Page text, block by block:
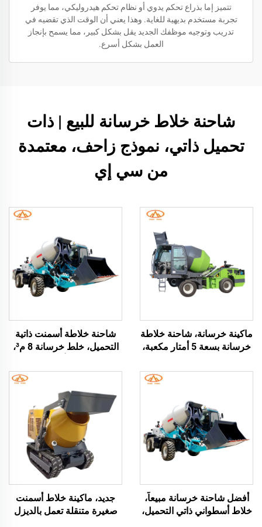
تتميز إما بذراع تحكم يدوي أو نظام تحكم هيدروليكي، مما يوفر
تجربة مستخدم بديهية للغاية. وهذا يعني أن الوقت الذي تقضيه في
تدريب وتوجيه موظفك الجديد يقل بشكل كبير، مما يسمح بإنجاز
العمل بشكل أسرع.
شاحنة خلاط خرسانة للبيع | ذات
تحميل ذاتي، نموذج زاحف، معتمدة
من سي إي
ماكينة خرسانة، شاحنة خلاطة
خرسانة بسعة 5 أمتار مكعبة،
للبيع
شاحنة خلاطة أسمنت ذاتية
التحميل، خلط خرسانة 8 م³،
التحميل، شاحنة صغيرة لخلط
أفضل شاحنة خرسانة مبيعاً،
خلاط أسطواني ذاتي التحميل،
جديد، ماكينة خلاط أسمنت
صغيرة متنقلة تعمل بالديزل